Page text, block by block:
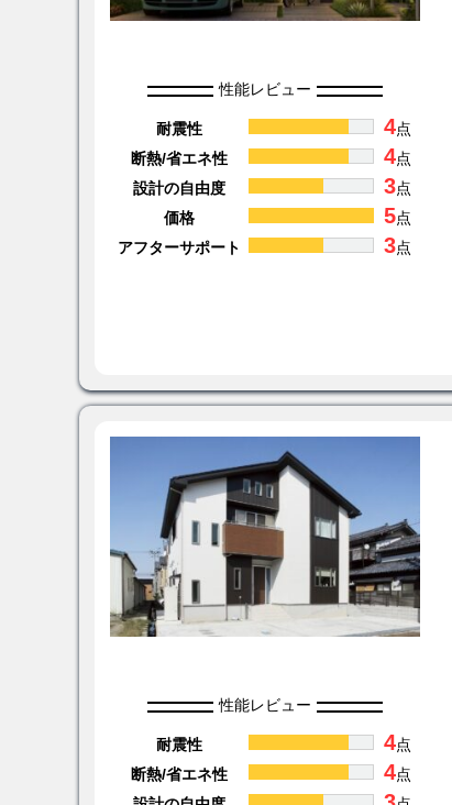
性能レビュー
耐震性 4点
断熱/省エネ性
4点
設計の自由度
3点
価格
5点
アフターサポート
3点
性能レビュー
耐震性 4点
断熱/省エネ性
4点